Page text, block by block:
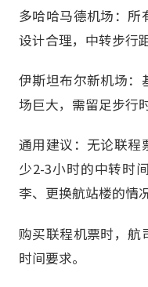
多哈哈马德机场：所
设计合理，中转步行
伊斯坦布尔新机场：
场巨大，需留足步行
通用建议：无论联程
少2-3小时的中转时
李、更换航站楼的情况
购买联程机票时，航
时间要求。